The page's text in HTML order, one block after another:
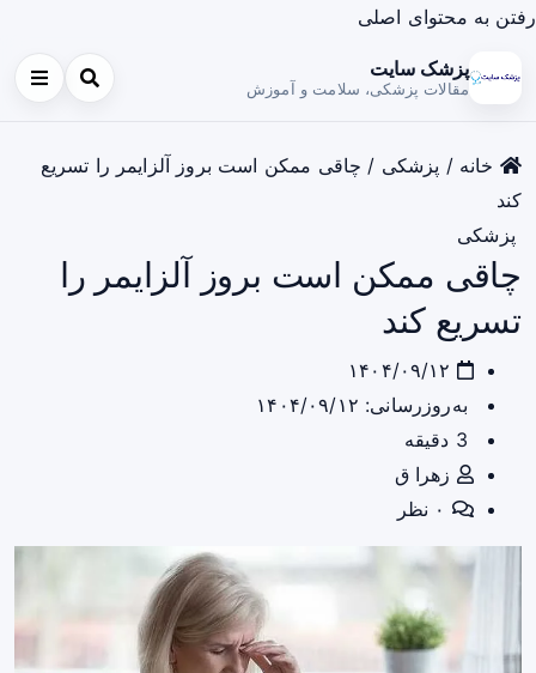
رفتن به محتوای اصلی
پزشک سایت
مقالات پزشکی، سلامت و آموزش
خانه / پزشکی / چاقی ممکن است بروز آلزایمر را تسریع
کند
پزشکی
چاقی ممکن است بروز آلزایمر را
تسریع کند
به‌روزرسانی: ۱۴۰۴/۰۹/۱۲
زهرا ق